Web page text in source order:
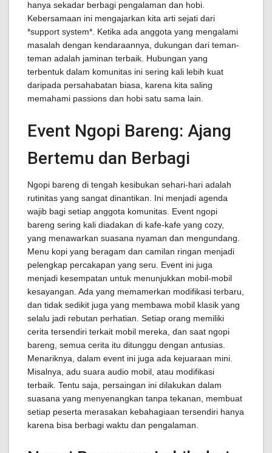
hanya sekadar berbagi pengalaman dan hobi.
Kebersamaan ini mengajarkan kita arti sejati dari
*support system*. Ketika ada anggota yang mengalami
masalah dengan kendaraannya, dukungan dari teman-
teman adalah jaminan terbaik. Hubungan yang
terbentuk dalam komunitas ini sering kali lebih kuat
daripada persahabatan biasa, karena kita saling
memahami passions dan hobi satu sama lain.
Event Ngopi Bareng: Ajang
Bertemu dan Berbagi
Ngopi bareng di tengah kesibukan sehari-hari adalah
rutinitas yang sangat dinantikan. Ini menjadi agenda
wajib bagi setiap anggota komunitas. Event ngopi
bareng sering kali diadakan di kafe-kafe yang cozy,
yang menawarkan suasana nyaman dan mengundang.
Menu kopi yang beragam dan camilan ringan menjadi
pelengkap percakapan yang seru. Event ini juga
menjadi kesempatan untuk menunjukkan mobil-mobil
kesayangan. Ada yang memamerkan modifikasi terbaru,
dan tidak sedikit juga yang membawa mobil klasik yang
selalu jadi rebutan perhatian. Setiap orang memiliki
cerita tersendiri terkait mobil mereka, dan saat ngopi
bareng, semua cerita itu ditunggu dengan antusias.
Menariknya, dalam event ini juga ada kejuaraan mini.
Misalnya, adu suara audio mobil, atau modifikasi
terbaik. Tentu saja, persaingan ini dilakukan dalam
suasana yang menyenangkan tanpa tekanan, membuat
setiap peserta merasakan kebahagiaan tersendiri hanya
karena bisa berbagi waktu dan pengalaman.